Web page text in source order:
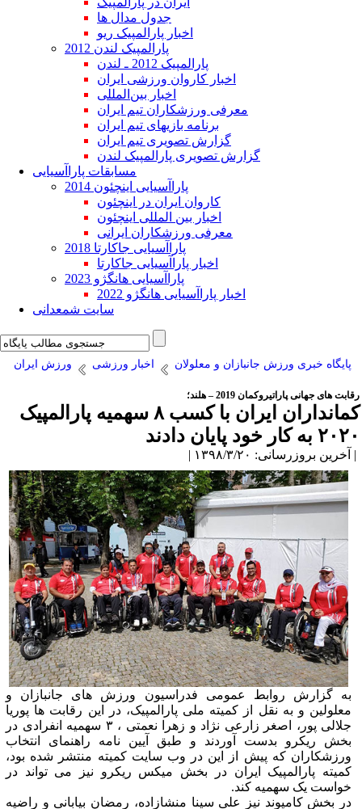
جدول مدال ها
اخبار پارالمپیک ریو
پارالمپیک لندن 2012
پارالمپیک 2012 ـ لندن
اخبار کاروان ورزشی ایران
اخبار بین‌المللی
معرفی ورزشکاران تیم ایران
برنامه بازیهای تیم ایران
گزارش تصویری تیم ایران
گزارش تصویری پارالمپیک لندن
مسابقات پاراآسیایی
پاراآسیایی اینچئون 2014
کاروان ایران در اینچئون
اخبار بین المللی اینچئون
معرفی ورزشکاران ایرانی
پاراآسیایی جاکارتا 2018
اخبار پاراآسیایی جاکارتا
پاراآسیایی هانگژو 2023
اخبار پاراآسیایی هانگژو 2022
سایت شمعدانی
پایگاه خبری ورزش جانبازان و معلولان اخبار ورزشی ورزش ایران
رقابت های جهانی پاراتیروکمان 2019 – هلند؛
کمانداران ایران با کسب ۸ سهمیه پارالمپیک
۲۰۲۰ به کار خود پایان دادند
| آخرین بروزرسانی: ۱۳۹۸/۳/۲۰ |
به گزارش روابط عمومی فدراسیون ورزش های جانبازان و
معلولین و به نقل از کمیته ملی پارالمپیک، در این رقابت ها پوریا
جلالی پور، اصغر زارعی نژاد و زهرا نعمتی ، ۳ سهمیه انفرادی در
بخش ریکرو بدست آوردند و طبق آیین نامه راهنمای انتخاب
ورزشکاران که پیش از این در وب سایت کمیته منتشر شده بود،
کمیته پارالمپیک ایران در بخش میکس ریکرو نیز می تواند در
خواست یک سهمیه کند.
در بخش کامپوند نیز علی سینا منشازاده، رمضان بیابانی و راضیه